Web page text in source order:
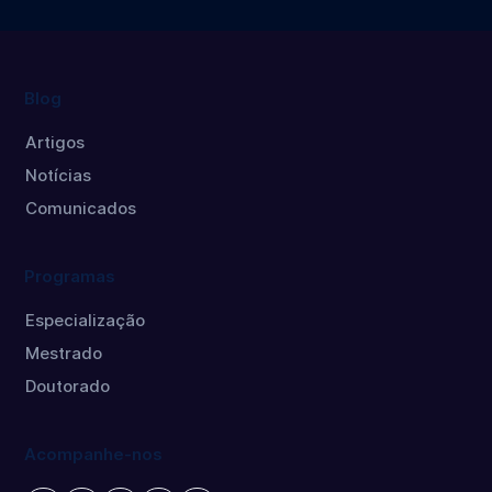
Blog
Artigos
Notícias
Comunicados
Programas
Especialização
Mestrado
Doutorado
Acompanhe-nos